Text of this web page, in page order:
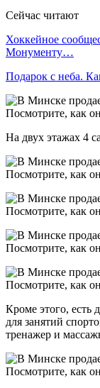
Сейчас читают
Хоккейное
Монументу…
Подарок с неба.
На двух этажах 4
Кроме этого, есть
для занятий
тренажер и